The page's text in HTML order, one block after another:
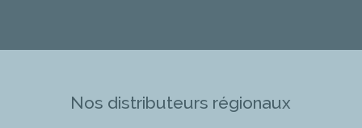
Nos distributeurs régionaux